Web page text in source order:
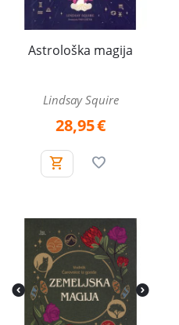
Astrološka magija
Lindsay Squire
28,95€